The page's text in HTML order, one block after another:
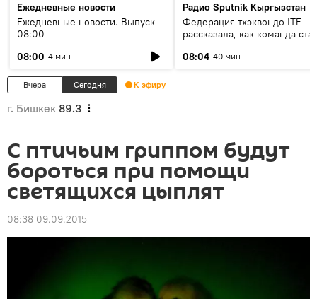
Ежедневные новости
Ежедневные новости. Выпуск
08:00
08:00 4 мин
Радио Sputnik Кыргызстан
Федерация тхэквондо ITF
рассказала, как команда
08:04 40 мин
Вчера Сегодня К эфиру
г. Бишкек 89.3
С птичьим гриппом будут
бороться при помощи
светящихся цыплят
08:38 09.09.2015